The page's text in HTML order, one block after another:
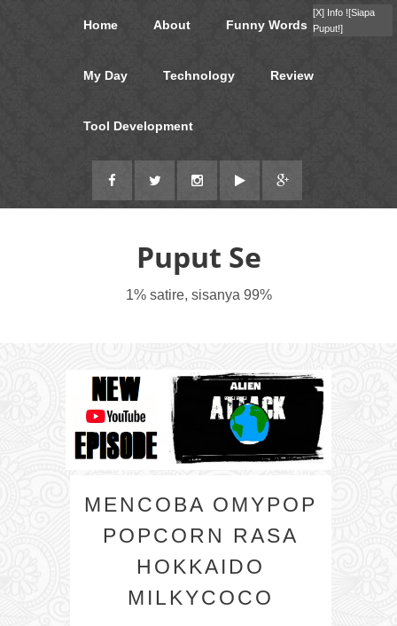
Home About Funny Words
My Day Technology Review
Tool Development
Puput Se
1% satire, sisanya 99%
MENCOBA OMYPOP
POPCORN RASA
HOKKAIDO
MILKYCOCO
[X] Info ![Siapa
Puput!]